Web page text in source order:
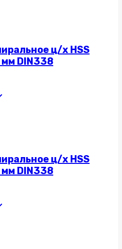
ц/х HSS
мм DIN338
ц/х HSS
мм DIN338